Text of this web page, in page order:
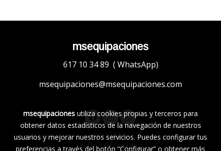
msequipaciones
617 10 34 89 ( WhatsApp)
msequipaciones@msequipaciones.com
Aviso legal
Política de cookies
msequipaciones utiliza cookies propias y terceros para
obtener datos estadísticos de la navegación de nuestros
usuarios y mejorar nuestros servicios. Puedes configurar tus
preferencias a través del botón “Configurar” o obtener más